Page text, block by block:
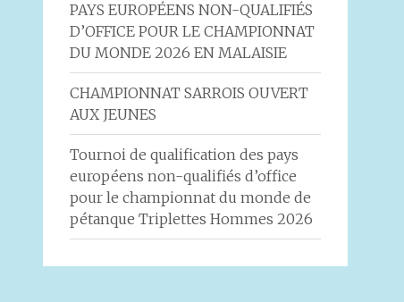
PAYS EUROPÉENS NON-QUALIFIÉS
D’OFFICE POUR LE CHAMPIONNAT
DU MONDE 2026 EN MALAISIE
CHAMPIONNAT SARROIS OUVERT
AUX JEUNES
Tournoi de qualification des pays
européens non-qualifiés d’office
pour le championnat du monde de
pétanque Triplettes Hommes 2026